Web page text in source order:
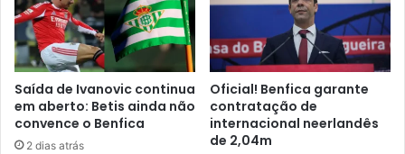
Saída de Ivanovic continua
em aberto: Betis ainda não
convence o Benfica
2 dias atrás
Oficial! Benfica garante
contratação de
internacional neerlandês
de 2,04m